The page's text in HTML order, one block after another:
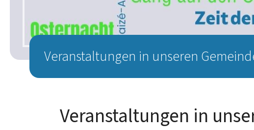
Veranstaltungen in unseren
Veranstaltungen in